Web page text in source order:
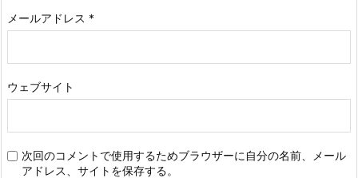
メールアドレス *
ウェブサイト
次回のコメントで使用するためブラウザーに自分の名前、メール
アドレス、サイトを保存する。